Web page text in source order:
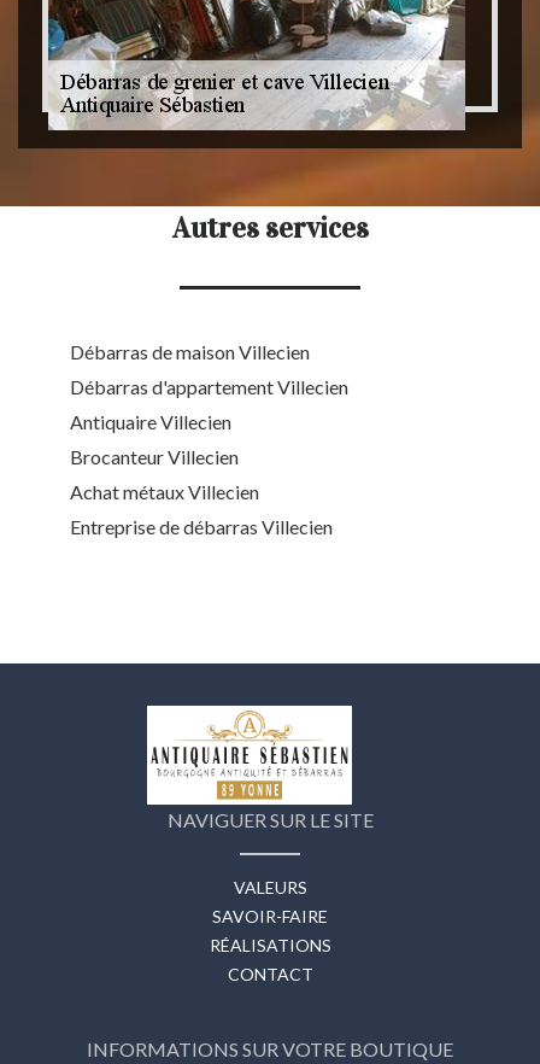
Autres services
Débarras de maison Villecien
Débarras d'appartement Villecien
Antiquaire Villecien
Brocanteur Villecien
Achat métaux Villecien
Entreprise de débarras Villecien
NAVIGUER SUR LE SITE
VALEURS
SAVOIR-FAIRE
RÉALISATIONS
CONTACT
INFORMATIONS SUR VOTRE BOUTIQUE